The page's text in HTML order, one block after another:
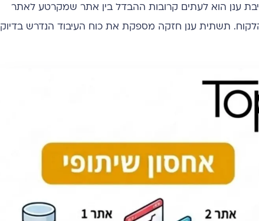
ענן הוא לעתים קרובות ההבדל בין אתר שמקרטע לאתר
תשתית ענן חזקה מספקת את כוח העיבוד הנדרש בדיוק